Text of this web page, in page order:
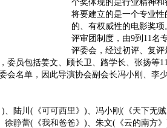
个奖体现的是行业精神和
将要建立的是一个专业性
的、有权威性的电影奖项
评审团制度，由9到11名
评委会，经过初评、复评
，委员包括姜文、顾长卫、路学长、张扬等
会名单，因此导演协会副会长冯小刚 、 李
)、陆川( 《可可西里 》)、冯小刚(《天下无贼
徐静蕾(《我和爸爸》)、朱文(《云的南方